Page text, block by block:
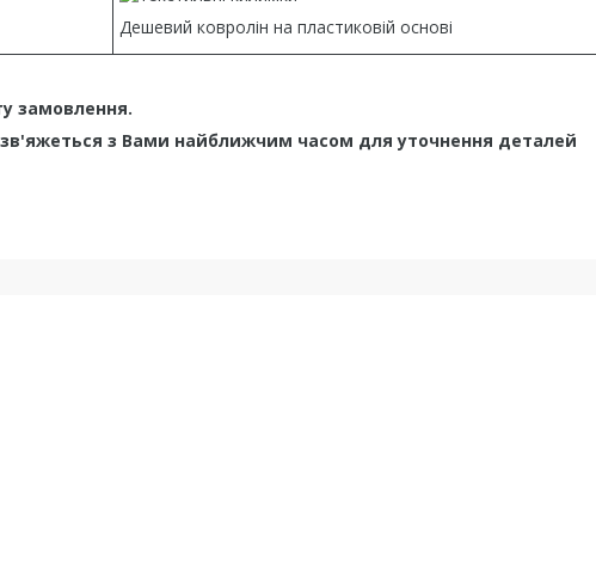
Дешевий ковролін на пластиковій основі
замовлення.
з Вами найближчим часом для уточнення деталей